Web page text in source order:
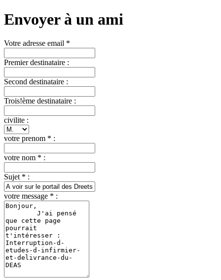
Envoyer à un ami
Votre adresse email *
Premier destinataire :
Second destinataire :
Trois!ème destinataire :
civilite :
votre prenom * :
votre nom * :
Sujet * :
votre message * :